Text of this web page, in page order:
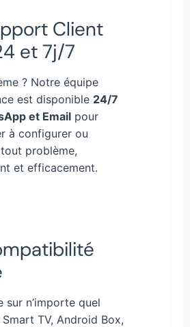
Client
et 7j/7
? Notre équipe
est disponible 24/7
et Email pour
à configurer ou
problème,
et efficacement.
sur n’importe quel
TV, Android Box,